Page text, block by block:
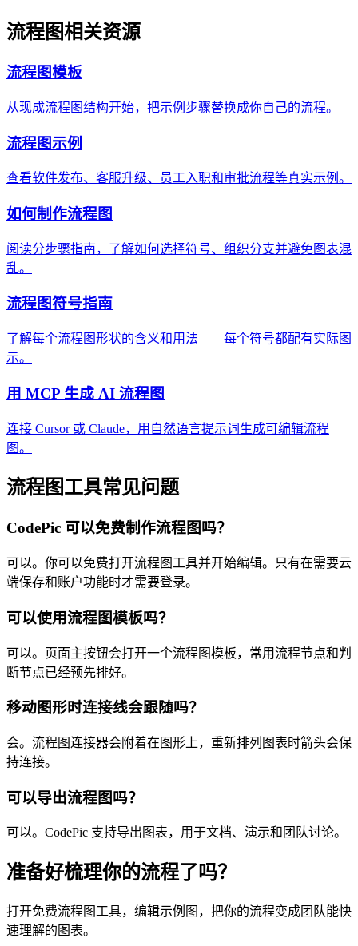
流程图相关资源
流程图模板
从现成流程图结构开始，把示例步骤替换成你自己的流程。
流程图示例
查看软件发布、客服升级、员工入职和审批流程等真实示例。
如何制作流程图
阅读分步骤指南，了解如何选择符号、组织分支并避免图表混
乱。
流程图符号指南
了解每个流程图形状的含义和用法——每个符号都配有实际图
示。
用 MCP 生成 AI 流程图
连接 Cursor 或 Claude，用自然语言提示词生成可编辑流程
图。
流程图工具常见问题
CodePic 可以免费制作流程图吗？
可以。你可以免费打开流程图工具并开始编辑。只有在需要云
端保存和账户功能时才需要登录。
可以使用流程图模板吗？
可以。页面主按钮会打开一个流程图模板，常用流程节点和判
断节点已经预先排好。
移动图形时连接线会跟随吗？
会。流程图连接器会附着在图形上，重新排列图表时箭头会保
持连接。
可以导出流程图吗？
可以。CodePic 支持导出图表，用于文档、演示和团队讨论。
准备好梳理你的流程了吗？
打开免费流程图工具，编辑示例图，把你的流程变成团队能快
速理解的图表。